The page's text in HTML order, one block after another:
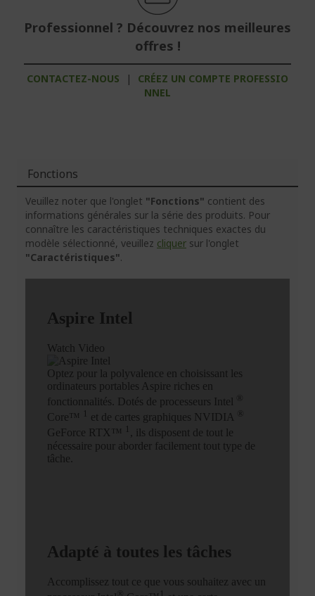
Professionnel ? Découvrez nos meilleures
offres !
CONTACTEZ-NOUS |
CRÉEZ UN COMPTE PROFESSIO
NNEL
Fonctions
Veuillez noter que l'onglet "Fonctions" contient des
informations générales sur la série des produits. Pour
connaître les caractéristiques techniques exactes du
modèle sélectionné, veuillez cliquer sur l'onglet
"Caractéristiques".